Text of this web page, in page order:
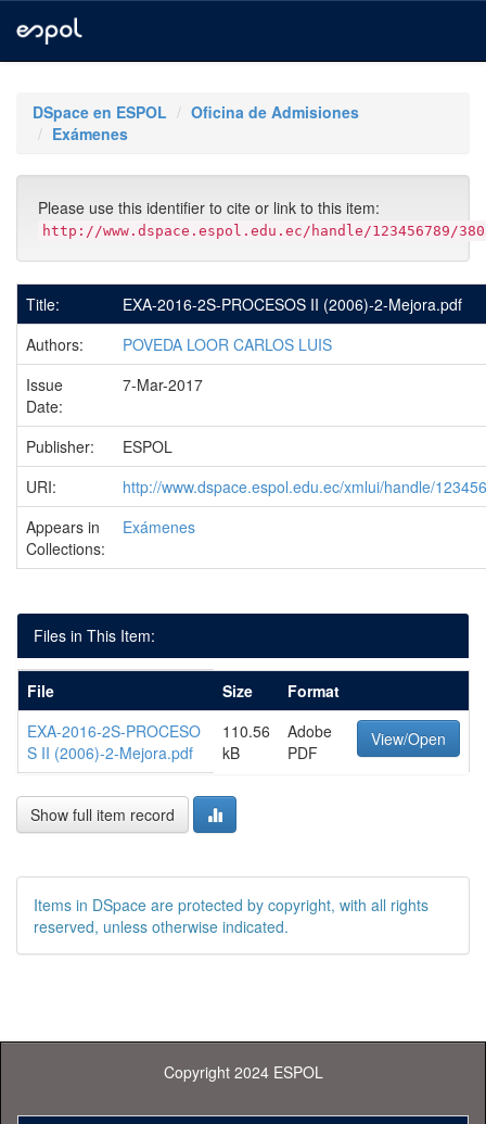
navigationDSpace en ESPOL
Oficina de Admisiones
Exámenes
Please use this identifier to cite or link to this item:
http://www.dspace.espol.edu.ec/handle/123456789/
Title:
EXA-2016-2S-PROCESOS II (2006)-2-Mejora.pdf
Authors:
POVEDA LOOR CARLOS LUIS
Issue
Date:
7-Mar-2017
Publisher:
ESPOL
URI:
http://www.dspace.espol.edu.ec/xmlui/handle/
Appears in
Collections:
Exámenes
Files in This Item:
File Size
Format
EXA-2016-2S-PROCESO
S II (2006)-2-Mejora.pdf
110.56
kB
Adobe
PDF
View/Open
Show full item record
Items in DSpace are protected by copyright, with all rights
reserved, unless otherwise indicated.
Copyright 2024 ESPOL